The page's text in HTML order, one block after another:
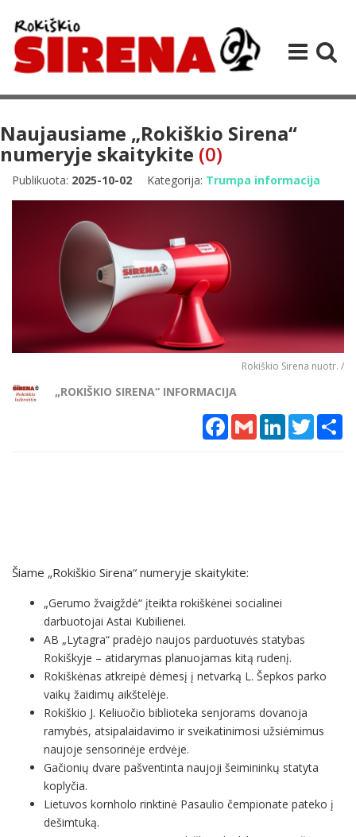
Naujausiame „Rokiškio Sirena“
numeryje skaitykite (0)
Publikuota: 2025-10-02 Kategorija: Trumpa informacija
Rokiškio Sirena nuotr. /
„ROKIŠKIO SIRENA“ INFORMACIJA
Facebook
Gmail LinkedInTwitter
Šiame „Rokiškio Sirena“ numeryje skaitykite:
„Gerumo žvaigždė“ įteikta rokiškėnei socialinei
darbuotojai Astai Kubilienei.
AB „Lytagra“ pradėjo naujos parduotuvės statybas
Rokiškyje – atidarymas planuojamas kitą rudenį.
Rokiškėnas atkreipė dėmesį į netvarką L. Šepkos parko
vaikų žaidimų aikštelėje.
Rokiškio J. Keliuočio biblioteka senjorams dovanoja
ramybės, atsipalaidavimo ir sveikatinimosi užsiėmimus
naujoje sensorinėje erdvėje.
Gačionių dvare pašventinta naujoji šeimininkų statyta
koplyčia.
Lietuvos kornholo rinktinė Pasaulio čempionate pateko į
dešimtuką.